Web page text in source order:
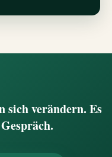
sich verändern. Es